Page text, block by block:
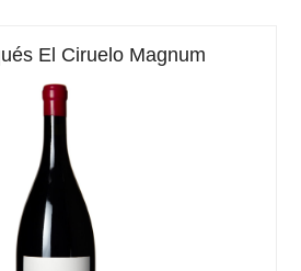
El Ciruelo Magnum